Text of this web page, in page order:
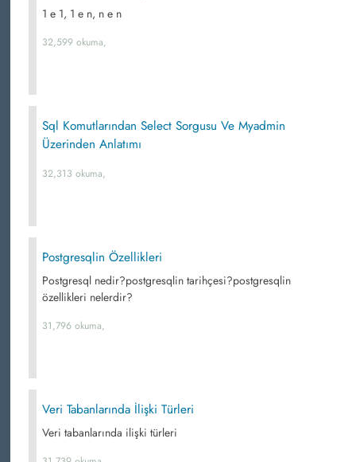
1 e 1, 1 e n, n e n
32,599 okuma,
Sql Komutlarından Select Sorgusu Ve Myadmin
Üzerinden Anlatımı
32,313 okuma,
Postgresqlin Özellikleri
Postgresql nedir?postgresqlin tarihçesi?postgresqlin
özellikleri nelerdir?
31,796 okuma,
Veri Tabanlarında İlişki Türleri
Veri tabanlarında ilişki türleri